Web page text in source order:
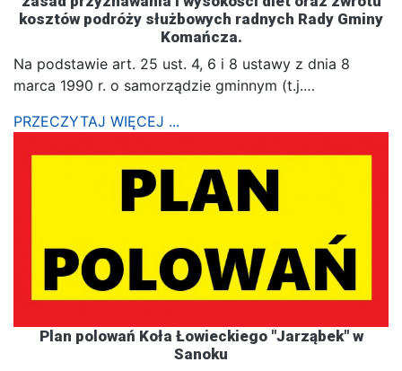
kosztów podróży służbowych radnych Rady Gminy
Komańcza.
Na podstawie art. 25 ust. 4, 6 i 8 ustawy z dnia 8
marca 1990 r. o samorządzie gminnym (t.j.…
PRZECZYTAJ WIĘCEJ ...
Plan polowań Koła Łowieckiego "Jarząbek" w
Sanoku